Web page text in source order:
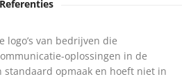
Referenties
logo’s van bedrijven die
oplossingen in de
standaard opmaak en hoeft niet in